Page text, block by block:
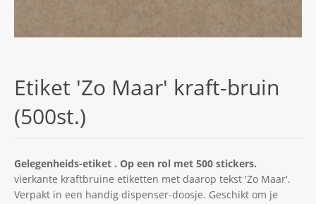
Etiket 'Zo Maar' kraft-bruin
(500st.)
Gelegenheids-etiket . Op een rol met 500 stickers.
vierkante kraftbruine etiketten met daarop tekst 'Zo Maar'.
Verpakt in een handig dispenser-doosje. Geschikt om je